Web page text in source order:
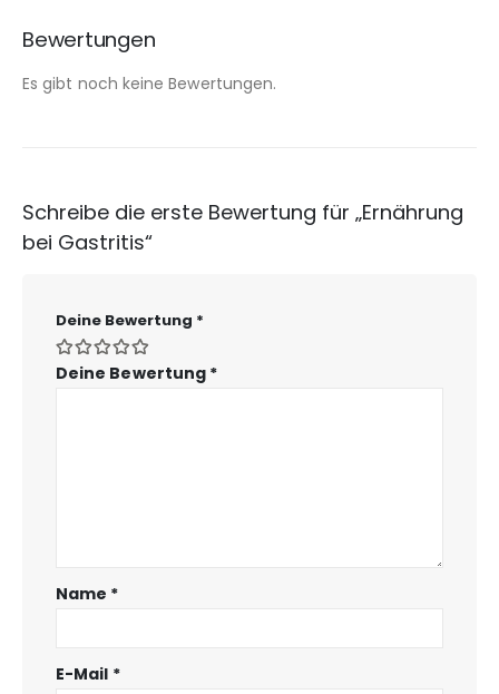
Bewertungen
Es gibt noch keine Bewertungen.
Schreibe die erste Bewertung für „Ernährung
bei Gastritis“
Deine Bewertung *
Deine Bewertung *
Name *
E-Mail *